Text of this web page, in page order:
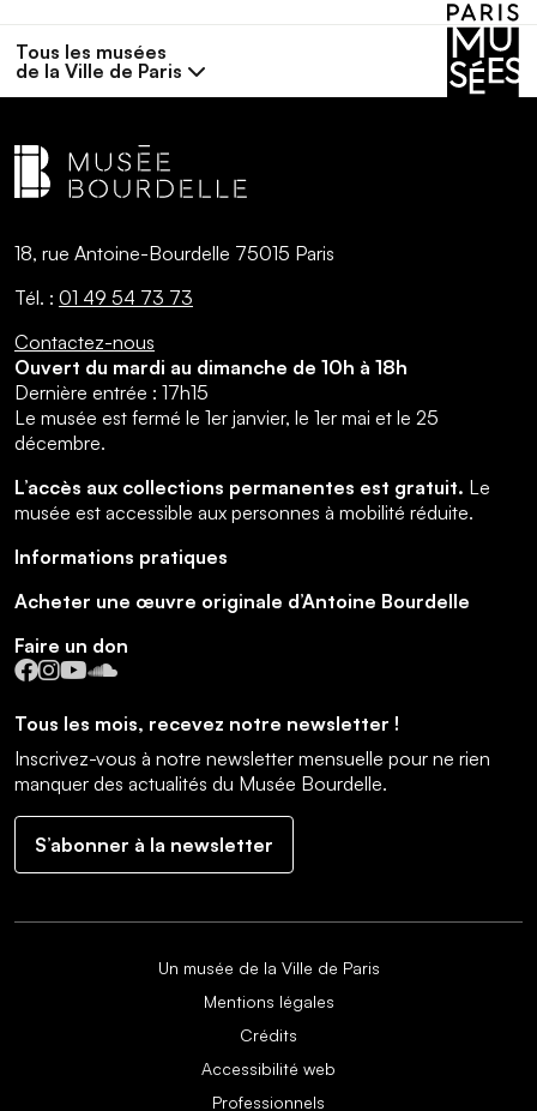
Tous les musées
de la Ville de Paris
18, rue Antoine-Bourdelle 75015 Paris
Tél. : 01 49 54 73 73
Contactez-nous
Ouvert du mardi au dimanche de 10h à 18h
Dernière entrée : 17h15
Le musée est fermé le 1er janvier, le 1er mai et le 25
décembre.
L’accès aux collections permanentes est gratuit. Le
musée est accessible aux personnes à mobilité réduite.
Informations pratiques
Acheter une œuvre originale d’Antoine Bourdelle
Faire un don
Facebook
Instagram
YouTube
SoundCloud
Tous les mois, recevez notre newsletter !
Inscrivez-vous à notre newsletter mensuelle pour ne rien
manquer des actualités du Musée Bourdelle.
S’abonner à la newsletter
Un musée de la Ville de Paris
Mentions légales
Crédits
Accessibilité web
Professionnels